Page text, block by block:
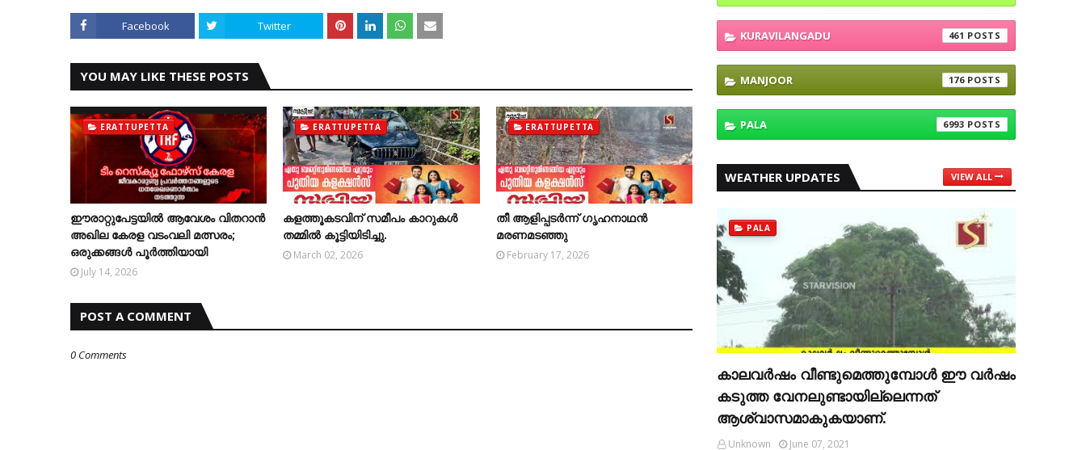
Facebook Twitter
YOU MAY LIKE THESE POSTS
ERATTUPETTA
ഈരാറ്റുപേട്ടയിൽ ആവേശം വിതറാൻ
അഖില കേരള വടംവലി മത്സരം;
ഒരുക്കങ്ങൾ പൂർത്തിയായി
July 14, 2026
ERATTUPETTA
കളത്തൂകടവിന് സമീപം കാറുകള്‍
തമ്മില്‍ കൂട്ടിയിടിച്ചു.
March 02, 2026
ERATTUPETTA
തീ ആളിപ്പടര്‍ന്ന് ഗൃഹനാഥന്‍
മരണമടഞ്ഞു
February 17, 2026
POST A COMMENT
0 Comments
KURAVILANGADU 461
MANJOOR 176
PALA 6993
WEATHER UPDATES VIEW ALL
PALA
കാലവര്‍ഷം വീണ്ടുമെത്തുമ്പോള്‍ ഈ വര്‍ഷം
കടുത്ത വേനലുണ്ടായില്ലെന്നത്
ആശ്വാസമാകുകയാണ്.
Unknown June 07, 2021